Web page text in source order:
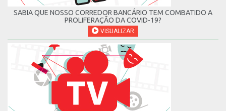
SABIA QUE NOSSO CORREDOR BANCÁRIO TEM COMBATIDO A
PROLIFERAÇÃO DA COVID-19?
VISUALIZAR